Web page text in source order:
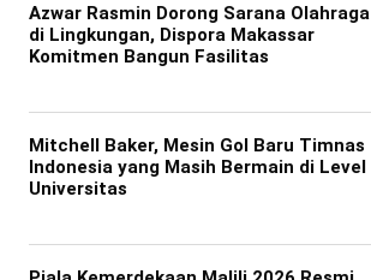
Azwar Rasmin Dorong Sarana Olahraga
di Lingkungan, Dispora Makassar
Komitmen Bangun Fasilitas
Mitchell Baker, Mesin Gol Baru Timnas
Indonesia yang Masih Bermain di Level
Universitas